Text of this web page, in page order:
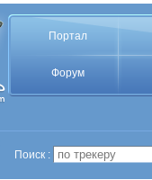
Портал
Форум
Поиск :